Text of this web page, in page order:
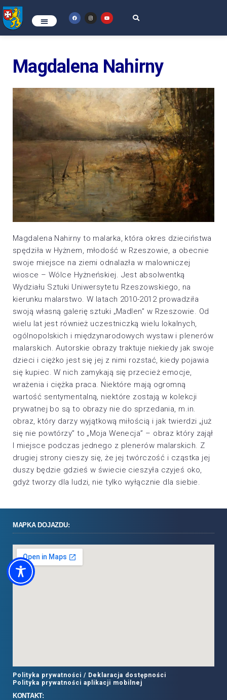
Magdalena Nahirny
Magdalena Nahirny to malarka, która okres dzieciństwa
spędziła w Hyżnem, młodość w Rzeszowie, a obecnie
swoje miejsce na ziemi odnalazła w malowniczej
wiosce – Wólce Hyżneńskiej. Jest absolwentką
Wydziału Sztuki Uniwersytetu Rzeszowskiego, na
kierunku malarstwo. W latach 2010-2012 prowadziła
swoją własną galerię sztuki „Madlen” w Rzeszowie. Od
wielu lat jest również uczestniczką wielu lokalnych,
ogólnopolskich i międzynarodowych wystaw i plenerów
malarskich. Autorskie obrazy traktuje niekiedy jak swoje
dzieci i ciężko jest się jej z nimi rozstać, kiedy pojawia
się kupiec. W nich zamykają się przecież emocje,
wrażenia i ciężka praca. Niektóre mają ogromną
wartość sentymentalną, niektóre zostają w kolekcji
prywatnej bo są to obrazy nie do sprzedania, m.in.
obraz, który darzy wyjątkową miłością i jak twierdzi „już
się nie powtórzy” to „Moja Wenecja” – obraz który zajął
I miejsce podczas jednego z plenerów malarskich. Z
drugiej strony cieszy się, że jej twórczość i cząstka jej
duszy będzie gdzieś w świecie cieszyła czyjeś oko,
gdyż tworzy dla ludzi, nie tylko wyłącznie dla siebie.
MAPKA DOJAZDU:
Polityka prywatności / Deklaracja dostępności
Polityka prywatności aplikacji mobilnej
KONTAKT: